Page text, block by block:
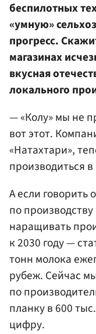
беспилотных
«умную»
прогресс.
магазинах
вкусная
локального
— «Колу» мы не
вот этот.
«Натахтари»,
производиться
А если говорить
по
наращивать
к 2030 году —
тонн молока
рубеж. Сейчас
по
планку в 600
цифру.